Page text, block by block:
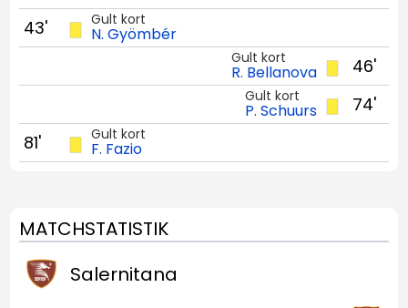
Gult kort
N. Gyömbér
43'
46'
Gult kort
R. Bellanova
74'
Gult kort
P. Schuurs
Gult kort
F. Fazio
81'
MATCHSTATISTIK
Salernitana